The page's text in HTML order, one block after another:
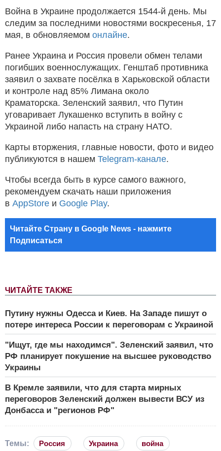
ЧИТАЙТЕ ТАКЖЕ
Путину нужны Одесса и Киев. На Западе пишут о
потере интереса России к переговорам с Украиной
"Ищут, где мы находимся". Зеленский заявил, что
РФ планирует покушение на высшее руководство
Украины
В Кремле заявили, что для старта мирных
переговоров Зеленский должен вывести ВСУ из
Донбасса и "регионов РФ"
Война в Украине продолжается 1544-й день. Мы
следим за последними новостями воскресенья, 17
мая, в обновляемом онлайне.
Ранее Украина и Россия провели обмен телами
погибших военнослужащих. Генштаб противника
заявил о захвате посёлка в Харьковской области
и контроле над 85% Лимана около
Краматорска. Зеленский заявил, что Путин
уговаривает Лукашенко вступить в войну с
Украиной либо напасть на страну НАТО.
Карты вторжения, главные новости, фото и видео
публикуются в нашем Telegram-канале.
Чтобы всегда быть в курсе самого важного,
рекомендуем скачать наши приложения
в AppStore и Google Play.
Читайте Страну в Google News - нажмите
Подписаться
Темы: Россия Украина война